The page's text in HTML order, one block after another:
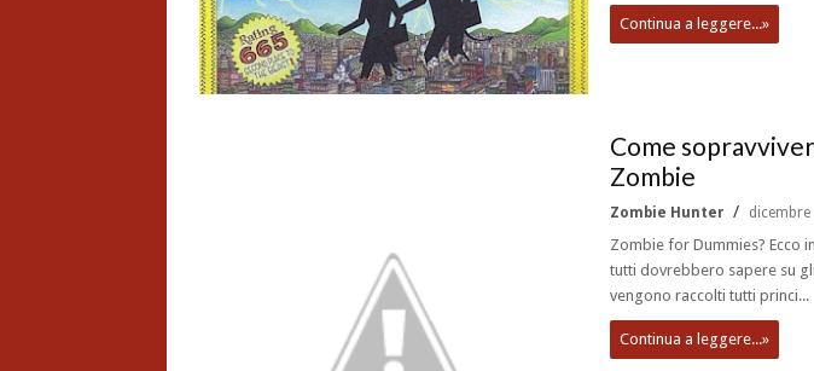
Continua a leggere...»
Come
Zombie
Zombie Hunter dicembre
Zombie for Dummies? Ecco
tutti dovrebbero sapere su
vengono raccolti tutti princi...
Continua a leggere...»